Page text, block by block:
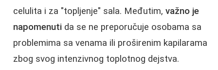
celulita i za "topljenje" sala. Međutim, važno je
napomenuti da se ne preporučuje osobama sa
problemima sa venama ili proširenim kapilarama
zbog svog intenzivnog toplotnog dejstva.